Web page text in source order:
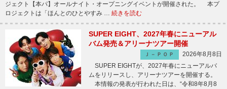
ジェクト【本パ】オールナイト・オープニングイベントが開催された。 本プ
ロジェクトは「ほんとのひとやすみ … 続きを読む
SUPER EIGHT、2027年春にニューアル
バム発売＆アリーナツアー開催
Ｊ－ＰＯＰ
2026年8月8日
SUPER EIGHTが、2027年春にニューアルバ
ムをリリースし、アリーナツアーを開催する。
本情報の発表が行われた日は、“令和8年8月8